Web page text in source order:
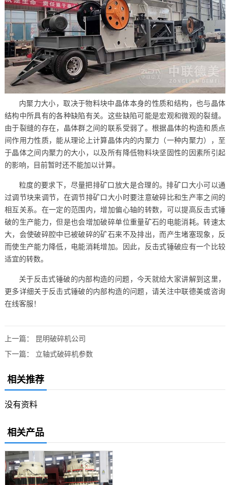
内聚力大小，取决于物料块中晶体本身的性质和结构，也与晶体
结构中所具有的各种缺陷有关。这些缺陷可能是宏观和微观的裂缝。
由于裂缝的存在，晶体群之间的联系受弱了。根据晶体的构造和质点
间作用力性质，能从理论上计算晶体内的内聚力（一种内聚力），至
于晶体之间内聚力的大小，以及所有降低物料块坚固性的因素所引起
的影响，目前暂时还不能加以计算。
粒度的要求下，尽量把排矿口放大是合理的。排矿口大小可以通
过调节块来调节，在调节排矿口大小时要注意破碎比和生产率之间的
相互关系。在一定的范围内，增加偏心轴的转数，可以提高反击式锤
破的生产能力，但是也会增加破碎单位重量矿石的电能消耗。转速太
大，会使破碎腔中已被破碎的矿石来不及排出，而产生堵塞现象，反
而使生产能力降低，电能消耗增加。因此，反击式锤破应有一个比较
适宜的转数。
关于反击式锤破的内部构造的问题，今天就给大家讲解到这里，
更多详细关于反击式锤破的内部构造的问题，请关注中联德美或咨询
在线客服！
上一篇：
昆明破碎机公司
下一篇： 立轴式破碎机参数
相关推荐
没有资料
相关产品